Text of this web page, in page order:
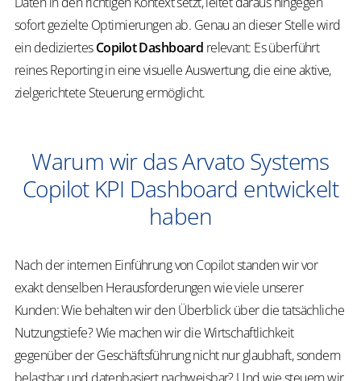
sofort gezielte Optimierungen ab. Genau an dieser Stelle wird
ein dediziertesCopilot Dashboard relevant: Es überführt
reines Reporting in eine visuelle Auswertung, die eine aktive,
zielgerichtete Steuerung ermöglicht.
Warum wir das Arvato Systems
Copilot KPI Dashboard entwickelt
haben
Nach der internen Einführung von Copilot standen wir vor
exakt denselben Herausforderungen wie viele unserer
Kunden: Wie behalten wir den Überblick über die tatsächliche
Nutzungstiefe? Wie machen wir die Wirtschaftlichkeit
gegenüber der Geschäftsführung nicht nur glaubhaft, sondern